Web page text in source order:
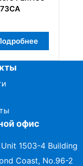
офис
1503-4 Building
Coast, No.96-2